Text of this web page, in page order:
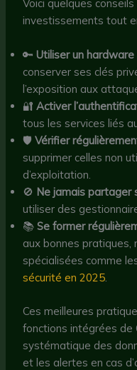
Voici quelques
investissements tout
🔑Utiliser un
conserver ses clés
l’exposition aux
🔐Activer
tous les services liés
🛡Vérifier
supprimer celles non
d’exploitation.
🚫 Ne jamais partager
utiliser des
📚Se former
aux bonnes
spécialisées comme
sécurité en 2025.
Ces meilleures
fonctions intégrées de
systématique des
et les alertes en cas